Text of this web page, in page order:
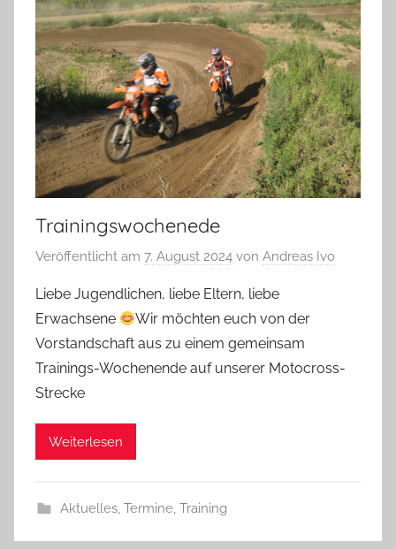
Trainingswochenede
Veröffentlicht am 7. August 2024 von Andreas Ivo
Liebe Jugendlichen, liebe Eltern, liebe
Erwachsene
Wir möchten euch von der
Vorstandschaft aus zu einem gemeinsam
Trainings-Wochenende auf unserer Motocross-
Strecke
Weiterlesen
Aktuelles, Termine, Training